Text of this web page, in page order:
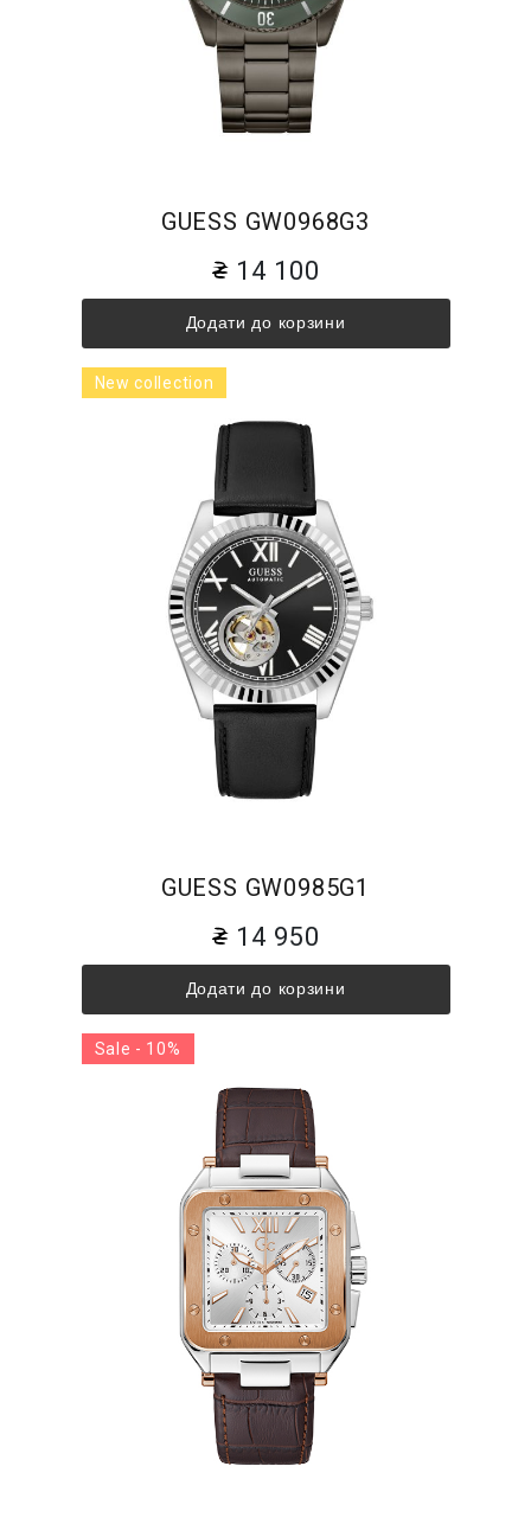
GUESS GW0968G3
14 100
Додати до корзини
GUESS GW0985G1
14 950
Додати до корзини
New collection
Sale - 10%